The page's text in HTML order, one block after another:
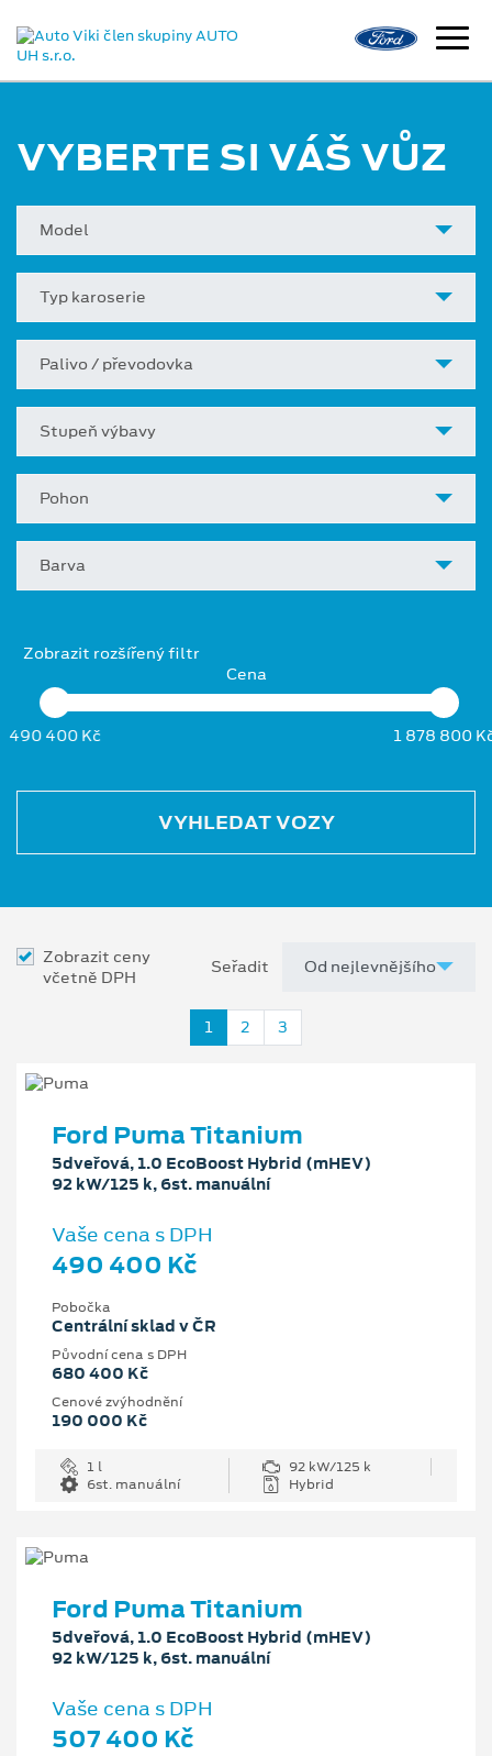
VYBERTE SI VÁŠ VŮZ
Model
Typ karoserie
Palivo / převodovka
Stupeň výbavy
Pohon
Barva
Zobrazit rozšířený filtr
Cena
490 400 Kč 1 878 800
VYHLEDAT VOZY
Zobrazit ceny
včetně DPH
Seřadit
1 2 3
Ford Puma Titanium
5dveřová, 1.0 EcoBoost Hybrid (mHEV)
92 kW/125 k, 6st. manuální
Vaše cena s DPH
490 400 Kč
Pobočka
Centrální sklad v ČR
Původní cena s DPH
680 400 Kč
Cenové zvýhodnění
190 000 Kč
1 l
92 kW/125 k
6st. manuální
Hybrid
Ford Puma Titanium
5dveřová, 1.0 EcoBoost Hybrid (mHEV)
92 kW/125 k, 6st. manuální
Vaše cena s DPH
507 400 Kč